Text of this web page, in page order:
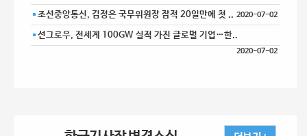
조선중앙통신, 김정은 국무위원장 잠적 20일만에 첫 .. 2020-07-02
선그로우, 전세계 100GW 실적 가진 글로벌 기업…한..
2020-07-02